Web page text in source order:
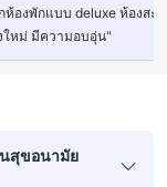
ห้องพักแบบ deluxe ห้องสะ
ใหม่ มีความอบอุ่น"
นสุขอนามัย